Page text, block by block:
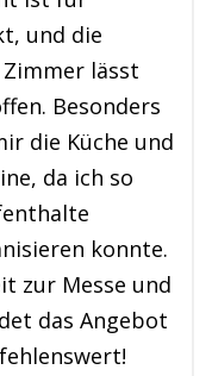
und die
lässt
Besonders
die Küche und
da ich so
konnte.
zur Messe und
das Angebot